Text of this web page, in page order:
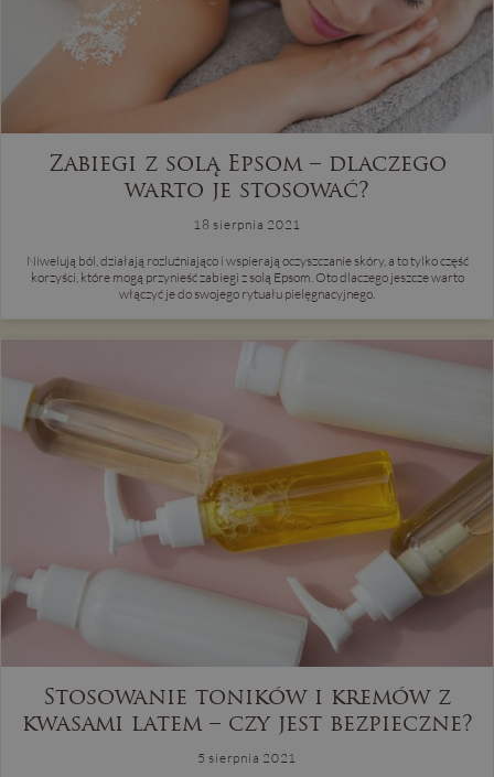
Zabiegi z solą Epsom – dlaczego
warto je stosować?
18 sierpnia 2021
Niwelują ból, działają rozluźniająco i wspierają oczyszczanie skóry, a to tylko część
korzyści, które mogą przynieść zabiegi z solą Epsom. Oto dlaczego jeszcze warto
włączyć je do swojego rytuału pielęgnacyjnego.
Stosowanie toników i kremów z
kwasami latem – czy jest bezpieczne?
5 sierpnia 2021